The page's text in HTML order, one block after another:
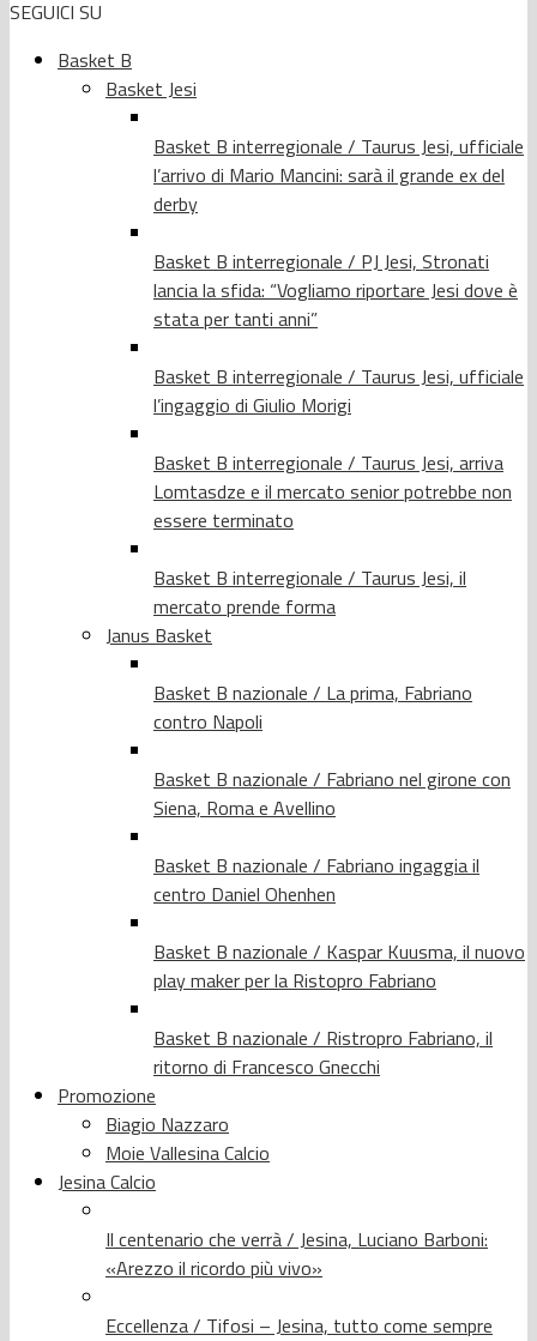
SEGUICI SU
Basket B
Basket Jesi
Basket B interregionale / Taurus Jesi, ufficiale
l’arrivo di Mario Mancini: sarà il grande ex del
derby
Basket B interregionale / PJ Jesi, Stronati
lancia la sfida: “Vogliamo riportare Jesi dove è
stata per tanti anni”
Basket B interregionale / Taurus Jesi, ufficiale
l’ingaggio di Giulio Morigi
Basket B interregionale / Taurus Jesi, arriva
Lomtasdze e il mercato senior potrebbe non
essere terminato
Basket B interregionale / Taurus Jesi, il
mercato prende forma
Janus Basket
Basket B nazionale / La prima, Fabriano
contro Napoli
Basket B nazionale / Fabriano nel girone con
Siena, Roma e Avellino
Basket B nazionale / Fabriano ingaggia il
centro Daniel Ohenhen
Basket B nazionale / Kaspar Kuusma, il nuovo
play maker per la Ristopro Fabriano
Basket B nazionale / Ristropro Fabriano, il
ritorno di Francesco Gnecchi
Promozione
Biagio Nazzaro
Moie Vallesina Calcio
Jesina Calcio
Il centenario che verrà / Jesina, Luciano Barboni:
«Arezzo il ricordo più vivo»
Eccellenza / Tifosi – Jesina, tutto come sempre